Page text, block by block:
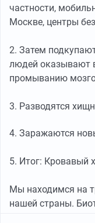
частности,
Москве, центры
2. Затем
людей оказывают
промыванию
3. Разводятся
4. Заражаются
5. Итог: Кровавый
Мы находимся на
нашей страны.